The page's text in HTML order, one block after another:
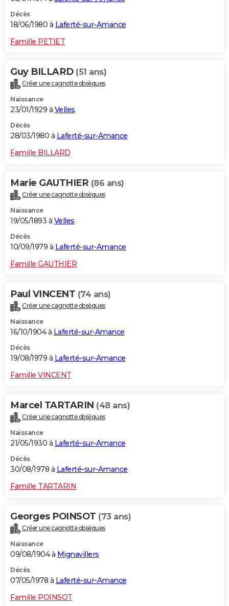
Décès
18/06/1980 à Laferté-sur-Amance
Famille PETIET
Guy BILLARD (51 ans)
Créer une cagnotte obsèques
Naissance
23/01/1929 à Velles
Décès
28/03/1980 à Laferté-sur-Amance
Famille BILLARD
Marie GAUTHIER (86 ans)
Créer une cagnotte obsèques
Naissance
19/05/1893 à Velles
Décès
10/09/1979 à Laferté-sur-Amance
Famille GAUTHIER
Paul VINCENT (74 ans)
Créer une cagnotte obsèques
Naissance
16/10/1904 à Laferté-sur-Amance
Décès
19/08/1979 à Laferté-sur-Amance
Famille VINCENT
Marcel TARTARIN (48 ans)
Créer une cagnotte obsèques
Naissance
21/05/1930 à Laferté-sur-Amance
Décès
30/08/1978 à Laferté-sur-Amance
Famille TARTARIN
Georges POINSOT (73 ans)
Créer une cagnotte obsèques
Naissance
09/08/1904 à Mignavillers
Décès
07/05/1978 à Laferté-sur-Amance
Famille POINSOT